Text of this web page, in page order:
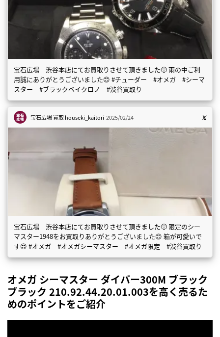
宝石広場 渋谷本店にてお買取りさせて頂きました🙂 雨の中ご利
用誠にありがとうございました😊 #チューダー #オメガ #シーマ
スター #ブラックベイクロノ #渋谷買取り
宝石広場 買取houseki_kaitori 2025/02/24
宝石広場 渋谷本店にてお買取りさせて頂きました🙂 限定のシー
マスター1948をお買取りありがとうございました😊 箱が可愛いで
す😍 #オメガ #オメガシーマスター #オメガ限定 #渋谷買取り
オメガ シーマスター ダイバー300M ブラック
ブラック 210.92.44.20.01.003を高く売るた
めのポイントをご紹介